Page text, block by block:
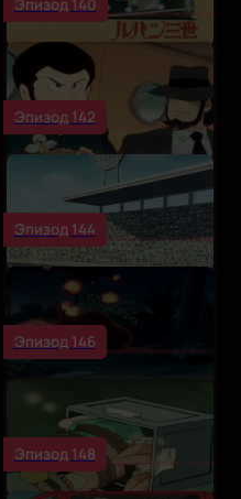
Эпизод 140
Эпизод 142
Эпизод 144
Эпизод 146
Эпизод 148